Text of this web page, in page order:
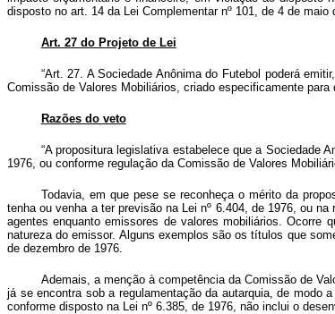
disposto no art. 14 da Lei Complementar nº 101, de 4 de
Art. 27 do Projeto de Lei
“Art. 27. A Sociedade Anônima do Futebol poderá
Comissão de Valores Mobiliários, criado especificamente
Razões do veto
“A propositura legislativa estabelece que a Sociedade
1976, ou conforme regulação da Comissão de Valores
Todavia, em que pese se reconheça o mérito da
tenha ou venha a ter previsão na Lei nº 6.404, de 1976, ou
agentes enquanto emissores de valores mobiliários.
natureza do emissor. Alguns exemplos são os títulos que
de dezembro de 1976.
Ademais, a menção à competência da Comissão de
já se encontra sob a regulamentação da autarquia, de modo
conforme disposto na Lei nº 6.385, de 1976, não inclui o